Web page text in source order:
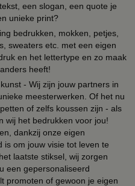
een slogan, een quote je
unieke print?
bedrukken, mokken, petjes,
sweaters etc. met een eigen
en het lettertype en zo maak
heeft!
- Wij zijn jouw partners in
meesterwerken. Of het nu
of zelfs koussen zijn - als
wij het bedrukken voor jou!
dankzij onze eigen
om jouw visie tot leven te
laatste stiksel, wij zorgen
een gepersonaliseerd
promoten of gewoon je eigen